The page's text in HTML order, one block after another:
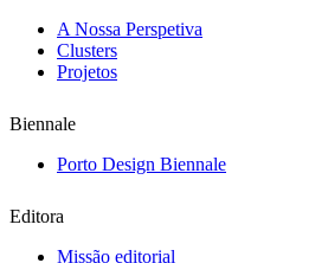
A Nossa Perspetiva
Clusters
Projetos
Biennale
Porto Design Biennale
Editora
Missão editorial